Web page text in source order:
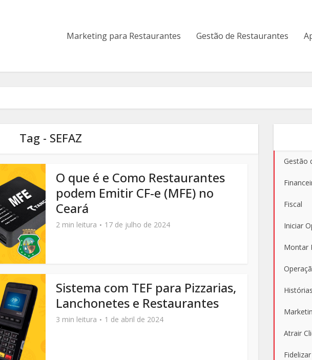
Marketing para Restaurantes Gestão de Restaurantes
Tag - SEFAZ
O que é e Como Restaurantes
podem Emitir CF-e (MFE) no
Ceará
2 min leitura 17 de julho de 2024
Sistema com TEF para Pizzarias,
Lanchonetes e Restaurantes
3 min leitura 1 de abril de 2024
Gestão
Fiscal
Iniciar
Montar
Atrair